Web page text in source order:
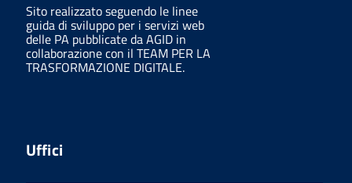
Sito realizzato seguendo le linee
guida di sviluppo per i servizi web
delle PA pubblicate da AGID in
collaborazione con il TEAM PER LA
TRASFORMAZIONE DIGITALE.
Uffici